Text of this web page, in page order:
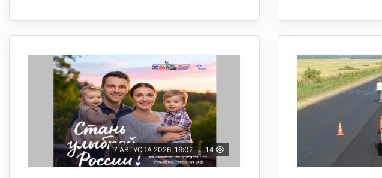
7 АВГУСТА 2026, 16:02 14